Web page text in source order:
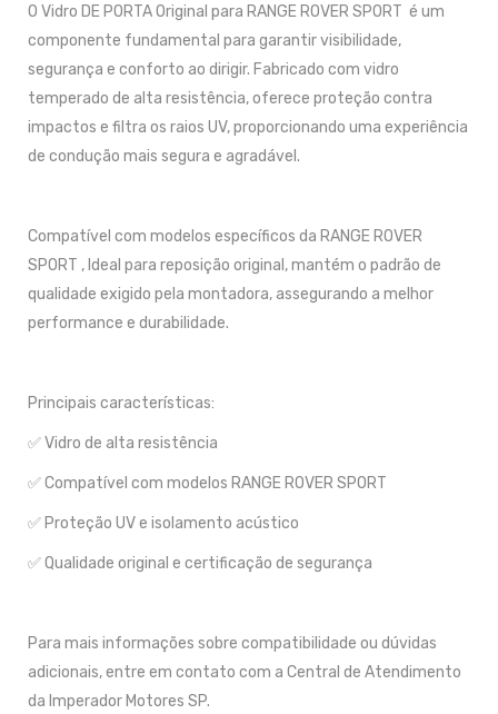
O Vidro DE PORTA Original para RANGE ROVER SPORT é um
componente fundamental para garantir visibilidade,
segurança e conforto ao dirigir. Fabricado com vidro
temperado de alta resistência, oferece proteção contra
impactos e filtra os raios UV, proporcionando uma experiência
de condução mais segura e agradável.
Compatível com modelos específicos da RANGE ROVER
SPORT , Ideal para reposição original, mantém o padrão de
qualidade exigido pela montadora, assegurando a melhor
performance e durabilidade.
Principais características:
✅ Vidro de alta resistência
✅ Compatível com modelos RANGE ROVER SPORT
✅ Proteção UV e isolamento acústico
✅ Qualidade original e certificação de segurança
Para mais informações sobre compatibilidade ou dúvidas
adicionais, entre em contato com a Central de Atendimento
da Imperador Motores SP.